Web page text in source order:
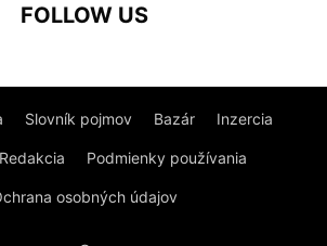
FOLLOW US
Slovník pojmov Bazár Inzercia
Redakcia Podmienky používania
osobných údajov